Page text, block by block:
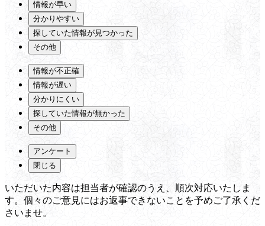
情報が早い
分かりやすい
探していた情報が見つかった
その他
情報が不正確
情報が遅い
分かりにくい
探していた情報が無かった
その他
アンケート
閉じる
いただいた内容は担当者が確認のうえ、順次対応いたしま
す。個々のご意見にはお返事できないことを予めご了承くだ
さいませ。